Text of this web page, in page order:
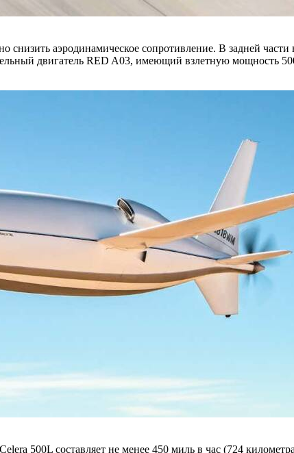
аэродинамическое сопротивление. В задней части
двигатель RED A03, имеющий взлетную мощность
500L составляет не менее 450 миль в час (724